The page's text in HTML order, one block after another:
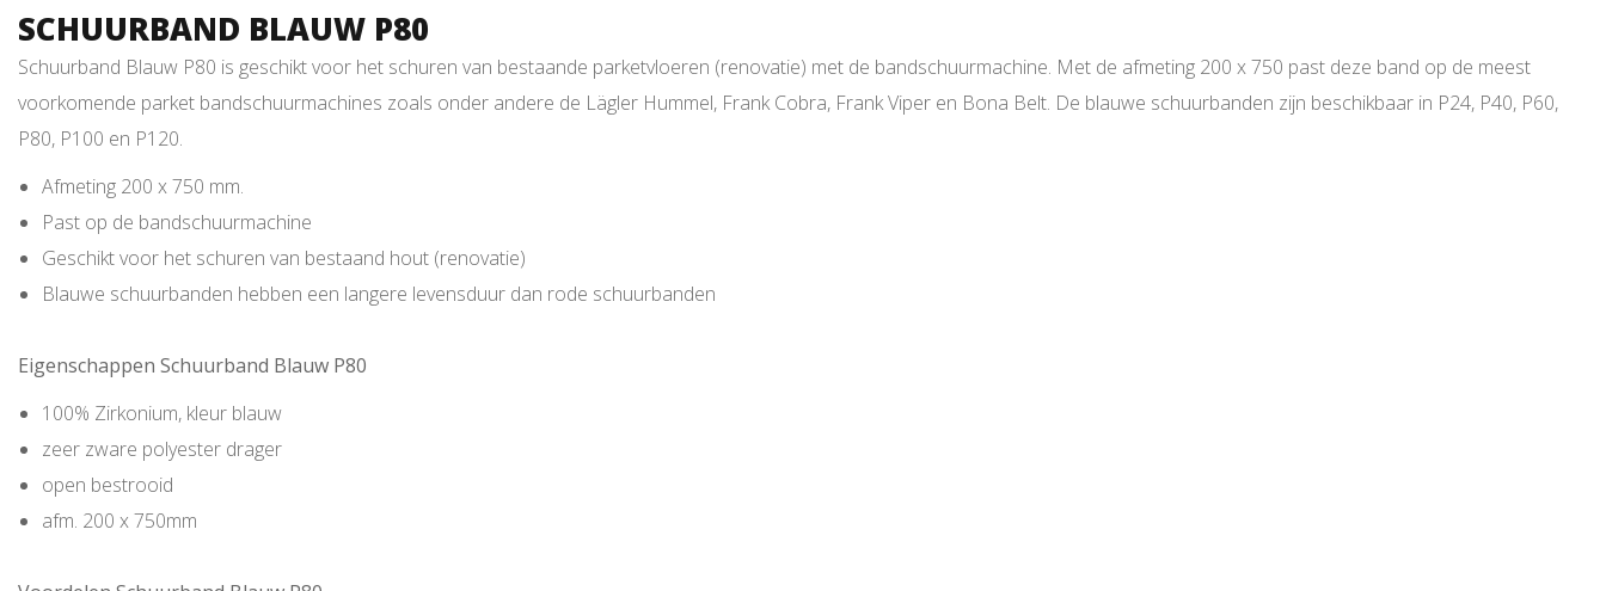
SCHUURBAND BLAUW P80
Schuurband Blauw P80 is geschikt voor het schuren van bestaande parketvloeren (renovatie) met de bandschuurmachine. Met de afmeting 200 x 750 past deze band op de meest
voorkomende parket bandschuurmachines zoals onder andere de Lägler Hummel, Frank Cobra, Frank Viper en Bona Belt. De blauwe schuurbanden zijn beschikbaar in P24, P40, P60,
P80, P100 en P120.
Afmeting 200 x 750 mm.
Past op de bandschuurmachine
Geschikt voor het schuren van bestaand hout (renovatie)
Blauwe schuurbanden hebben een langere levensduur dan rode schuurbanden
Eigenschappen Schuurband Blauw P80
100% Zirkonium, kleur blauw
zeer zware polyester drager
open bestrooid
afm. 200 x 750mm